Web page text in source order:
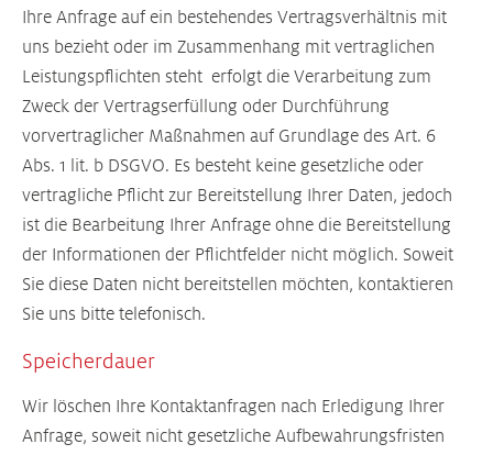
Ihre Anfrage auf ein bestehendes Vertragsverhältnis mit
uns bezieht oder im Zusammenhang mit vertraglichen
Leistungspflichten steht erfolgt die Verarbeitung zum
Zweck der Vertragserfüllung oder Durchführung
vorvertraglicher Maßnahmen auf Grundlage des Art. 6
Abs. 1 lit. b DSGVO. Es besteht keine gesetzliche oder
vertragliche Pflicht zur Bereitstellung Ihrer Daten, jedoch
ist die Bearbeitung Ihrer Anfrage ohne die Bereitstellung
der Informationen der Pflichtfelder nicht möglich. Soweit
Sie diese Daten nicht bereitstellen möchten, kontaktieren
Sie uns bitte telefonisch.
Speicherdauer
Wir löschen Ihre Kontaktanfragen nach Erledigung Ihrer
Anfrage, soweit nicht gesetzliche Aufbewahrungsfristen